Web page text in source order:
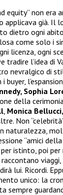
equity” non era
già. Il
dietro ogni
come solo i
licenza, ogni
tradire l’idea di
nevralgico di
buyer,
Sophia
della
Monica
Non
naturalezza,
“amici della
per istinto, poi per
viaggi,
lui. Ricordi.
unico: la
sempre